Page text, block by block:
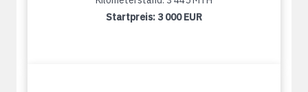
Startpreis: 3 000 EUR